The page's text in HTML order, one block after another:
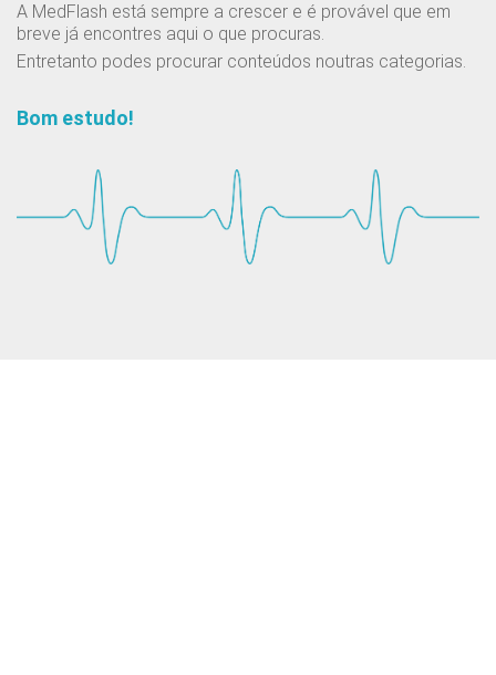
A MedFlash está sempre a crescer e é provável que em
breve já encontres aqui o que procuras.
Entretanto podes procurar conteúdos noutras categorias.
Bom estudo!